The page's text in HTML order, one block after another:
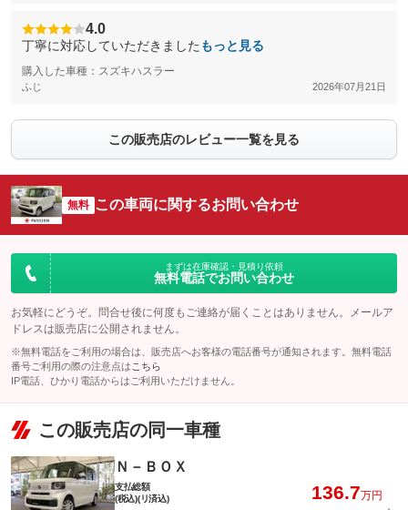
4.0
丁寧に対応していただきました もっと見る
購入した車種：スズキハスラー
ふじ 2026年07月21日
この販売店のレビュー一覧を見る
無料 この車両に関するお問い合わせ
まずは在庫確認・見積り依頼
無料電話でお問い合わせ
お気軽にどうぞ。問合せ後に何度もご連絡が届くことはありません。メールア
ドレスは販売店に公開されません。
※無料電話をご利用の場合は、販売店へお客様の電話番号が通知されます。無料電話
番号ご利用の際の注意点は こちら
IP電話、ひかり電話からはご利用いただけません。
この販売店の同一車種
Ｎ－ＢＯＸ
支払総額
(税込)(リ済込)
136.7万円